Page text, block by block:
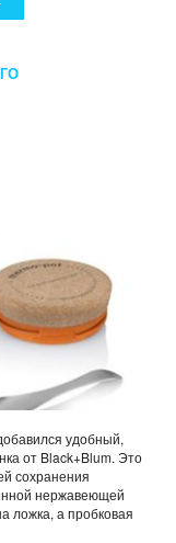
удобный,
от Black+Blum. Это
сохранения
нержавеющей
ложка, а пробковая